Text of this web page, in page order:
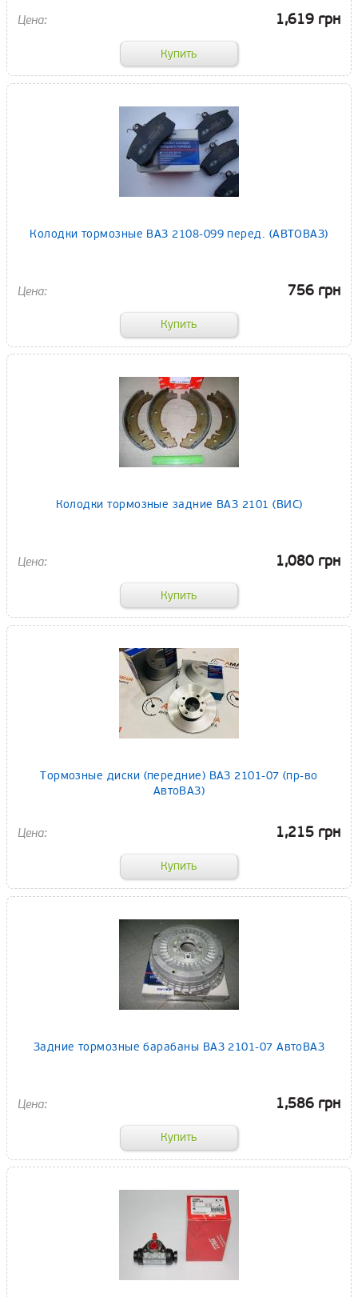
1,619 грн
Колодки тормозные ВАЗ 2108-099 перед. (АВТОВАЗ)
756 грн
Колодки тормозные задние ВАЗ 2101 (ВИС)
1,080 грн
Тормозные диски (передние) ВАЗ 2101-07 (пр-во
АвтоВАЗ)
1,215 грн
Задние тормозные барабаны ВАЗ 2101-07 АвтоВАЗ
1,586 грн